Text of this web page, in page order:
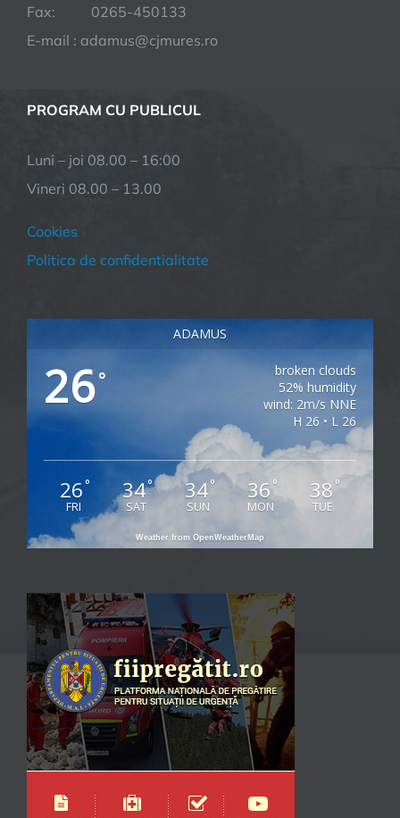
Fax: 0265-450133
E-mail : adamus@cjmures.ro
PROGRAM CU PUBLICUL
Luni – joi 08.00 – 16:00
Vineri 08.00 – 13.00
Cookies
Politica de confidentialitate
ADAMUS
26°
broken clouds
52% humidity
wind: 2m/s NNE
H 26 • L 26
26°
FRI
34°
SAT
34°
SUN
36 °
MON
38 °
TUE
Weather from OpenWeatherMap